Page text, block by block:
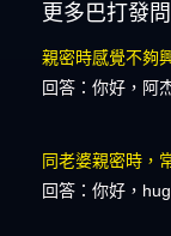
更多巴打發問
親密時感覺不夠
回答：你好，阿
同老婆親密時，
回答：你好，